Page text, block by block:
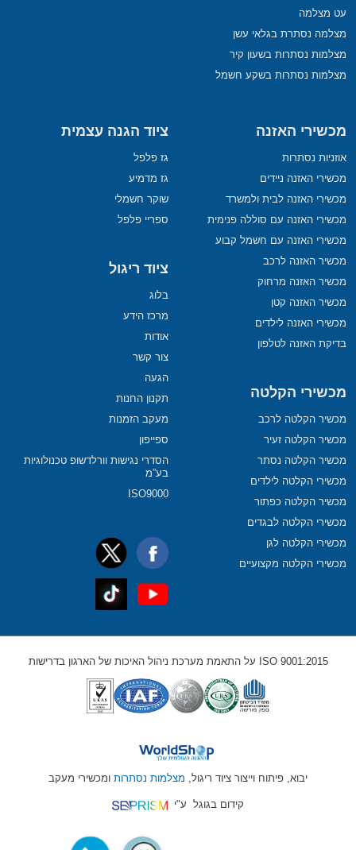
עט מצלמה
מצלמה נסתרת בגלאי עשן
מצלמות נסתרות בשעון קיר
מצלמות נסתרות בשקע חשמל
מכשירי האזנה
אוזניות נסתרות
מכשירי האזנה ניידים
מכשירי האזנה לבית ולמשרד
מכשירי האזנה עם סוללה פנימית
מכשירי האזנה עם חשמל קבוע
מכשיר האזנה לרכב
מכשיר האזנה מרחוק
מכשיר האזנה קטן
מכשירי האזנה לילדים
בדיקת האזנה לטלפון
מכשירי הקלטה
מכשיר הקלטה לרכב
מכשיר הקלטה זעיר
מכשיר הקלטה נסתר
מכשירי הקלטה לילדים
מכשיר הקלטה כפתור
מכשירי הקלטה לבגדים
מכשירי הקלטה לגן
מכשירי הקלטה מקצועיים
ציוד הגנה עצמית
גז פלפל
גז מדמיע
שוקר חשמלי
ספריי פלפל
ציוד ריגול
בלוג
מרכז הידע
אודות
צור קשר
הגעה
תקנון החנות
מעקב הזמנות
ספייפון
הסדרי נגישות וורלדשופ טכנולוגיות
בע”מ
ISO9000
ISO 9001:2015 על התאמת מערכת ניהול האיכות של הארגון בדרישות
יבוא, פיתוח וייצור ציוד ריגול, מצלמות נסתרות ומכשירי מעקב
קידום בגוגל ע"י